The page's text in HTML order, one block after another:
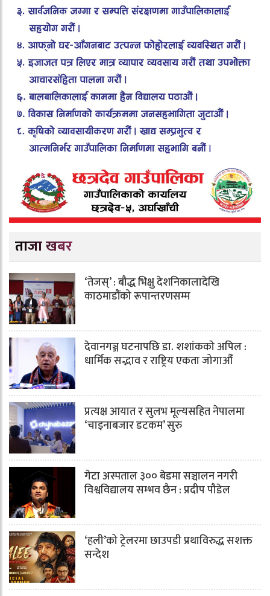
ताजा खबर
‘तेजस्’ : बौद्ध भिक्षु देशनिकालादेखि
काठमाडौंको रूपान्तरणसम्म
देवानगञ्ज घटनापछि डा. शशांककाे अपिल :
धार्मिक सद्भाव र राष्ट्रिय एकता जोगाऔँ
प्रत्यक्ष आयात र सुलभ मूल्यसहित नेपालमा
‘चाइनाबजार डटकम’ सुरु
गेटा अस्पताल ३०० बेडमा सञ्चालन नगरी
विश्वविद्यालय सम्भव छैन : प्रदीप पौडेल
‘हली’को ट्रेलरमा छाउपडी प्रथाविरुद्ध सशक्त
सन्देश